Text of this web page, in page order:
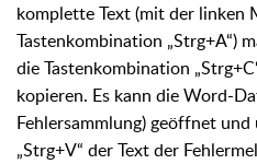
komplette Text (mit der linken
Tastenkombination „Strg+A“)
die Tastenkombination
kopieren. Es kann die Word-
Fehlersammlung) geöffnet
„Strg+V“ der Text der